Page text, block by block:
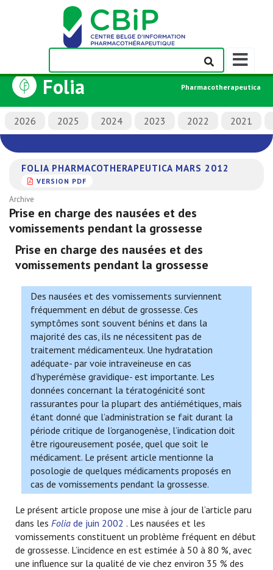
Afficher/
la
de
navigation
Folia Pharmacotherapeutica
2026 2025 2024 2023 2022 2021
FOLIA PHARMACOTHERAPEUTICA MARS 2012
VERSION PDF
Archive
Prise en charge des nausées et des
vomissements pendant la grossesse
Prise en charge des nausées et des
vomissements pendant la grossesse
Des nausées et des vomissements surviennent
fréquemment en début de grossesse. Ces
symptômes sont souvent bénins et dans la
majorité des cas, ils ne nécessitent pas de
traitement médicamenteux. Une hydratation
adéquate- par voie intraveineuse en cas
d’hyperémèse gravidique- est importante. Les
données concernant la tératogénicité sont
rassurantes pour la plupart des antiémétiques, mais
étant donné que l’administration se fait durant la
période critique de l’organogenèse, l’indication doit
être rigoureusement posée, quel que soit le
médicament. Le présent article mentionne la
posologie de quelques médicaments proposés en
cas de vomissements pendant la grossesse.
Le présent article propose une mise à jour de l’article paru
dans les Folia de juin 2002 . Les nausées et les
vomissements constituent un problème fréquent en début
de grossesse. L’incidence en est estimée à 50 à 80 %, avec
une influence sur la qualité de vie chez environ 35 % des